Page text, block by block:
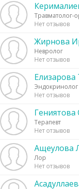
Травматолог-
Нет отзывов
Жирнова
Невролог
Нет отзывов
Эндокринолог
Нет отзывов
Гениятова
Терапевт
Нет отзывов
Ащеулова
Лор
Нет отзывов